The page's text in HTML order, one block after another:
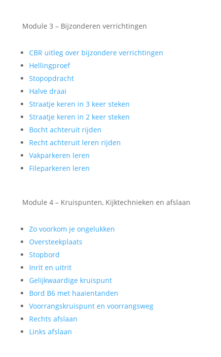
Module 3 – Bijzonderen verrichtingen
CBR uitleg over bijzondere verrichtingen
Hellingproef
Stopopdracht
Halve draai
Straatje keren in 3 keer steken
Straatje keren in 2 keer steken
Bocht achteruit rijden
Recht achteruit leren rijden
Vakparkeren leren
Fileparkeren leren
Module 4 – Kruispunten, Kijktechnieken en afslaan
Zo voorkom je ongelukken
Oversteekplaats
Stopbord
Inrit en uitrit
Gelijkwaardige kruispunt
Bord B6 met haaientanden
Voorrangskruispunt en voorrangsweg
Rechts afslaan
Links afslaan